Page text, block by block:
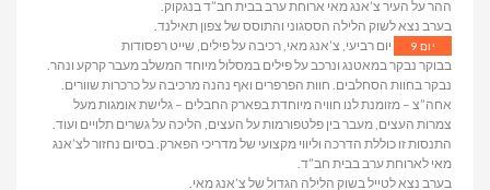
ההר על העיר צ’אנג מאי ארוחת ערב בבית חב”ד בנגקוק.
בערב נצא לשוק הלילה הססגוני והתוסס של צפון תאילנד.
יום 9
יום רביעי, צ’אנג מאי, רכיבה על פילים, שייט רפסודות
בבוקר נבקר במאטנג ונרכב על פילים במסלול מיוחד המשלב מעבר קרקע ונהר.
נבקר בחוות הסחלבים. חוות הפרפרים ואף נהנה מרכיבה על כרכרות שוורים.
אחה”צ – מזומנת לנו חוויה מיוחדת בפארק החבלים – גלישת אומגות מעל
צמרות העצים, מעבר בין פלטפורמות על העצים, הליכה על גשרים תלויים ועוד.
התנסות זו כוללת הדרכה וליווי מקצועי של מדריכי הפארק. בסיום נחזור לצ’אנג
מאי לארוחת ערב בבית חב”ד.
בערב נצא לטייל בשוק הלילה הגדול של צ’אנג מאי.